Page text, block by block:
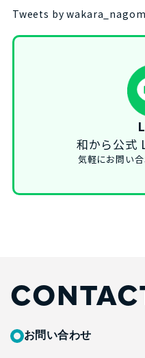
Tweets by
和から公式
気軽にお問い合
お問い合わせ